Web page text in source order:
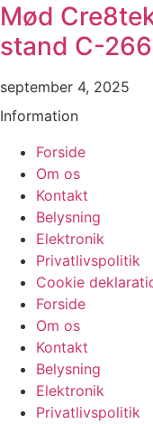
Mød
stand C-
september 4, 2025
Information
Forside
Om os
Kontakt
Belysning
Elektronik
Privatlivspolitik
Cookie
Forside
Om os
Kontakt
Belysning
Elektronik
Privatlivspolitik